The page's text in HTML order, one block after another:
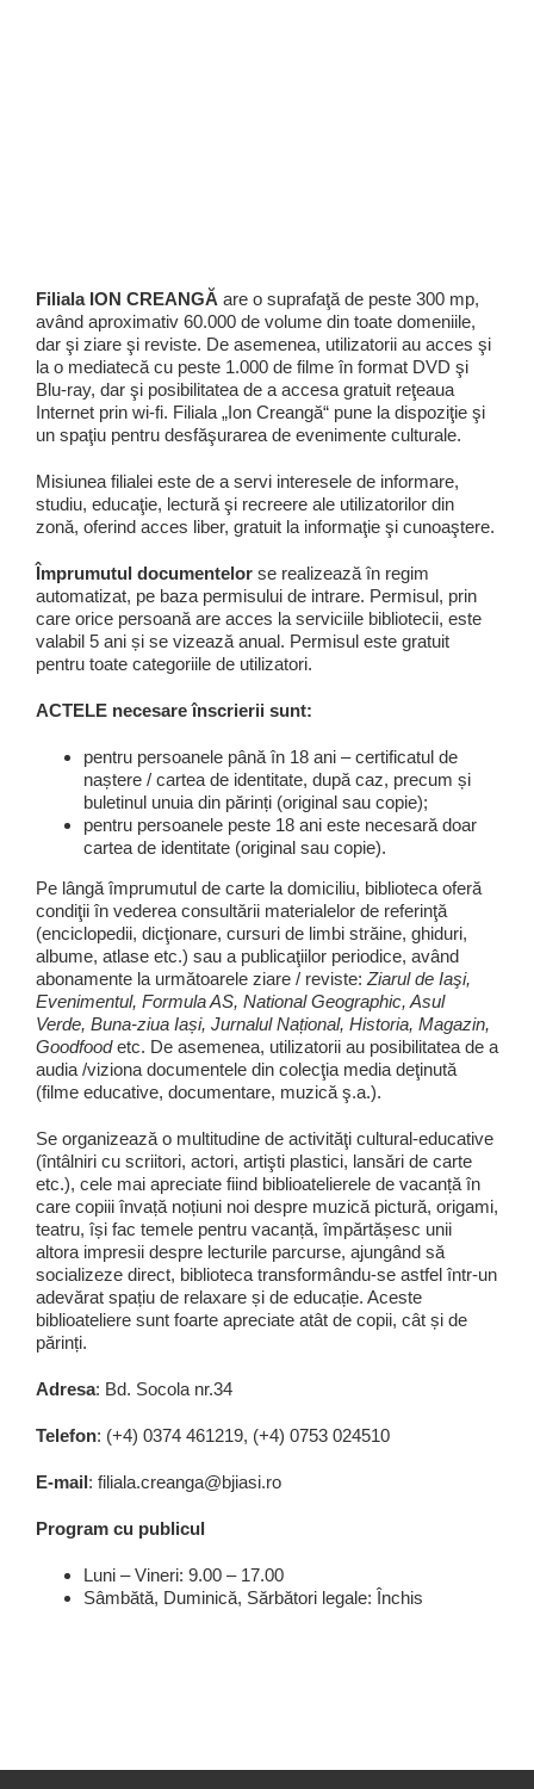
Filiala ION CREANGĂ are o suprafaţă de peste 300 mp,
având aproximativ 60.000 de volume din toate domeniile,
dar şi ziare şi reviste. De asemenea, utilizatorii au acces şi
la o mediatecă cu peste 1.000 de filme în format DVD şi
Blu-ray, dar şi posibilitatea de a accesa gratuit reţeaua
Internet prin wi-fi. Filiala „Ion Creangă“ pune la dispoziţie şi
un spaţiu pentru desfăşurarea de evenimente culturale.
Misiunea filialei este de a servi interesele de informare,
studiu, educaţie, lectură şi recreere ale utilizatorilor din
zonă, oferind acces liber, gratuit la informaţie şi cunoaştere.
Împrumutul documentelor se realizează în regim
automatizat, pe baza permisului de intrare. Permisul, prin
care orice persoană are acces la serviciile bibliotecii, este
valabil 5 ani și se vizează anual. Permisul este gratuit
pentru toate categoriile de utilizatori.
ACTELE necesare înscrierii sunt:
pentru persoanele până în 18 ani – certificatul de
naștere / cartea de identitate, după caz, precum și
buletinul unuia din părinți (original sau copie);
pentru persoanele peste 18 ani este necesară doar
cartea de identitate (original sau copie).
Pe lângă împrumutul de carte la domiciliu, biblioteca oferă
condiţii în vederea consultării materialelor de referinţă
(enciclopedii, dicţionare, cursuri de limbi străine, ghiduri,
albume, atlase etc.) sau a publicaţiilor periodice, având
abonamente la următoarele ziare / reviste: Ziarul de Iaşi,
Evenimentul, Formula AS, National Geographic, Asul
Verde, Buna-ziua Iași, Jurnalul Național, Historia, Magazin,
Goodfoodetc. De asemenea, utilizatorii au posibilitatea de a
audia /viziona documentele din colecţia media deţinută
(filme educative, documentare, muzică ş.a.).
Se organizează o multitudine de activităţi cultural-educative
(întâlniri cu scriitori, actori, artişti plastici, lansări de carte
etc.), cele mai apreciate fiind biblioatelierele de vacanță în
care copiii învață noțiuni noi despre muzică pictură, origami,
teatru, își fac temele pentru vacanță, împărtășesc unii
altora impresii despre lecturile parcurse, ajungând să
socializeze direct, biblioteca transformându-se astfel într-un
adevărat spațiu de relaxare și de educație. Aceste
biblioateliere sunt foarte apreciate atât de copii, cât și de
părinți.
Adresa: Bd. Socola nr.34
Telefon: (+4) 0374 461219, (+4) 0753 024510
E-mail: filiala.creanga@bjiasi.ro
Program cu publicul
Luni – Vineri: 9.00 – 17.00
Sâmbătă, Duminică, Sărbători legale: Închis